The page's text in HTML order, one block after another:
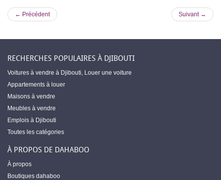
← Précédent Suivant →
RECHERCHES POPULAIRES À DJIBOUTI
Voitures à vendre à Djibouti, Louer une voiture
Appartements à louer
Maisons à vendre
Meubles à vendre
Emplois à Djibouti
Toutes les catégories
À PROPOS DE DAHABOO
À propos
Boutiques dahaboo